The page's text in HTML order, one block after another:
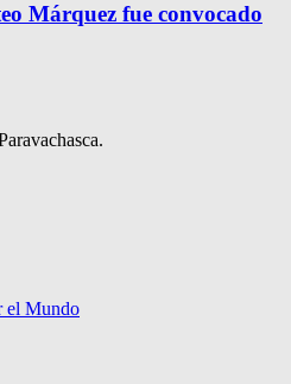
Márquez fue convocado
el Mundo